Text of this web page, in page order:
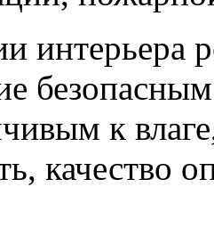
интерьера
к
качество